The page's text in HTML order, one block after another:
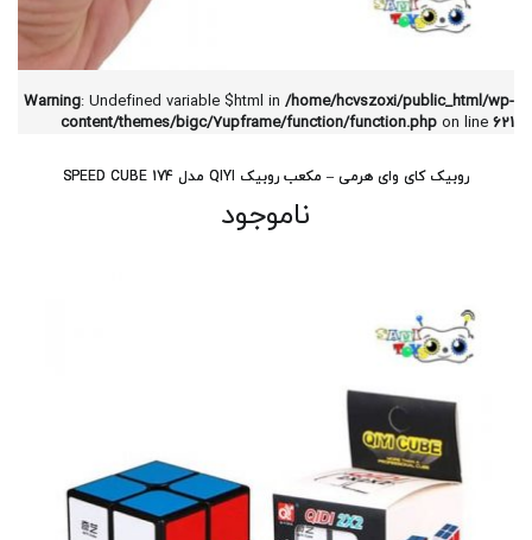
Warning: Undefined variable $html in /home/hcvszoxi/public_html/wp-
content/themes/bigc/7upframe/function/function.php on line 621
روبیک کای وای هرمی – مکعب روبیک QIYI مدل 174 SPEED CUBE
ناموجود